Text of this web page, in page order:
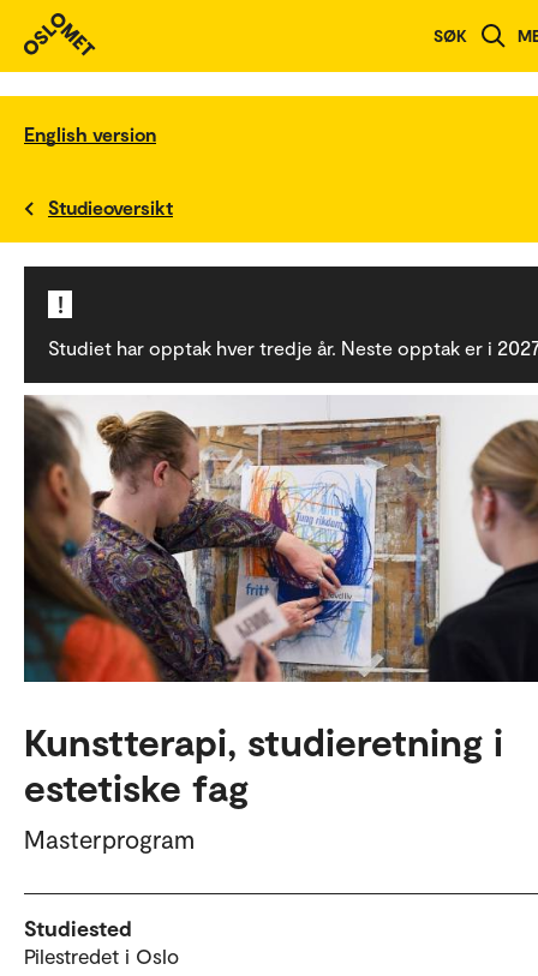
SØK
English version
Studieoversikt
!
Studiet har opptak hver tredje år. Neste opptak er i
Kunstterapi, studieretning i
estetiske fag
Masterprogram
Studiested
Pilestredet i Oslo